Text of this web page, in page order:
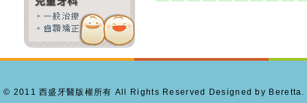
© 2011 西盛牙醫版權所有 All Rights Reserved Designed by Beretta.